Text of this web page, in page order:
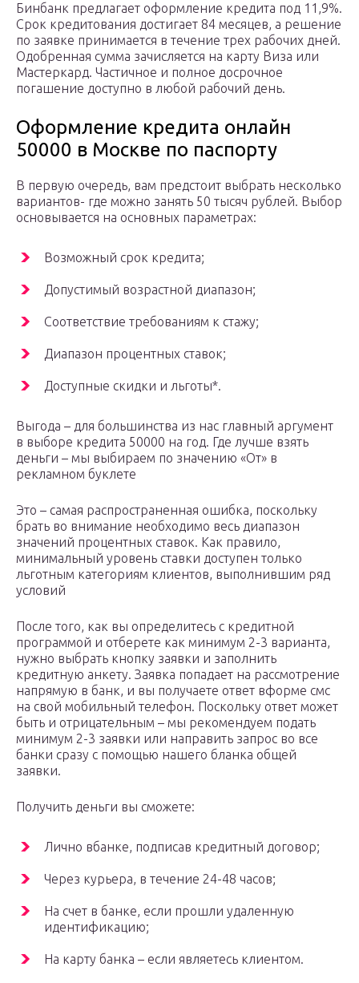
Бинбанк предлагает оформление кредита под 11,9%.
Срок кредитования достигает 84 месяцев, а решение
по заявке принимается в течение трех рабочих дней.
Одобренная сумма зачисляется на карту Виза или
Мастеркард. Частичное и полное досрочное
погашение доступно в любой рабочий день.
Оформление кредита онлайн
50000 в Москве по паспорту
В первую очередь, вам предстоит выбрать несколько
вариантов- где можно занять 50 тысяч рублей. Выбор
основывается на основных параметрах:
Возможный срок кредита;
Допустимый возрастной диапазон;
Соответствие требованиям к стажу;
Диапазон процентных ставок;
Доступные скидки и льготы*.
Выгода – для большинства из нас главный аргумент
в выборе кредита 50000 на год. Где лучше взять
деньги – мы выбираем по значению «От» в
рекламном буклете
Это – самая распространенная ошибка, поскольку
брать во внимание необходимо весь диапазон
значений процентных ставок. Как правило,
минимальный уровень ставки доступен только
льготным категориям клиентов, выполнившим ряд
условий
После того, как вы определитесь с кредитной
программой и отберете как минимум 2-3 варианта,
нужно выбрать кнопку заявки и заполнить
кредитную анкету. Заявка попадает на рассмотрение
напрямую в банк, и вы получаете ответ вформе смс
на свой мобильный телефон. Поскольку ответ может
быть и отрицательным – мы рекомендуем подать
минимум 2-3 заявки или направить запрос во все
банки сразу с помощью нашего бланка общей
заявки.
Получить деньги вы сможете:
Лично вбанке, подписав кредитный договор;
Через курьера, в течение 24-48 часов;
На счет в банке, если прошли удаленную
идентификацию;
На карту банка – если являетесь клиентом.